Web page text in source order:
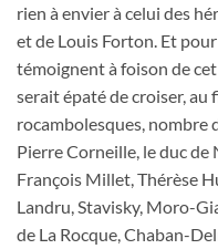
rien à envier à celui des
et de Louis Forton. Et
témoignent à foison de
serait épaté de croiser, au
rocambolesques, nombre
Pierre Corneille, le duc de
François Millet, Thérèse
Landru, Stavisky, Moro-
de La Rocque, Chaban-